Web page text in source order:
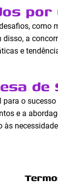
por
como
a
e
de
para o
e a